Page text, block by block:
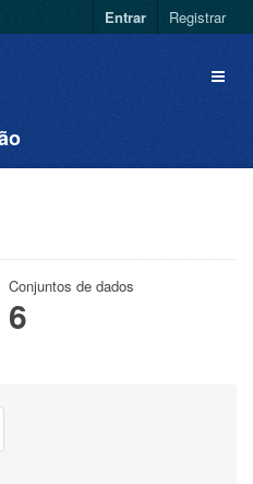
Entrar Registrar
Conjuntos de dados
6